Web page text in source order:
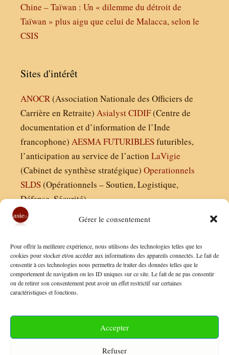
Gérer le consentement
Pour offrir la meilleure expérience, nous utilisons des technologies telles que les
cookies pour stocker et/ou accéder aux informations des appareils connectés. Le fait de
consentir à ces technologies nous permettra de traiter des données telles que le
comportement de navigation ou les ID uniques sur ce site. Le fait de ne pas consentir
ou de retirer son consentement peut avoir un effet restrictif sur certaines
caractéristiques et fonctions.
Accepter
Refuser
Chine – Taïwan : Un « dilemme du détroit de
Taïwan » plus aigu que celui de Malacca, selon le
CSIS
Sites d'intérêt
ANOCR (Association Nationale des Officiers de
Carrière en Retraite) AsialystCIDIF(Centre de
documentation et d’information de l’Inde
francophone) AESMA FUTURIBLESfuturibles,
l’anticipation au service de l’action LaVigie
(Cabinet de synthèse stratégique) Operationnels
SLDS(Opérationnels – Soutien, Logistique,
Défense, Sécurité)
Finaldées EURL
Siège social : 13 avenue Boudon, 75016, Paris
Nous contacter
Conditions Générales de Vente
Politique de Confidentialité